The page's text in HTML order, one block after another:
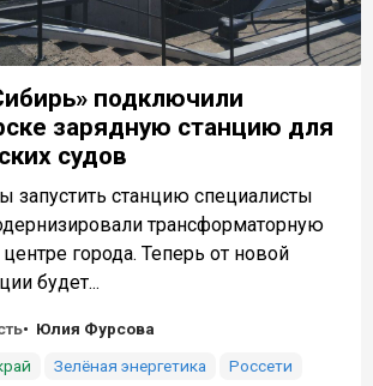
подключили
зарядную станцию для
судов
запустить станцию специалисты
трансформаторную
города. Теперь от новой
будет...
Юлия Фурсова
Зелёная энергетика Россети